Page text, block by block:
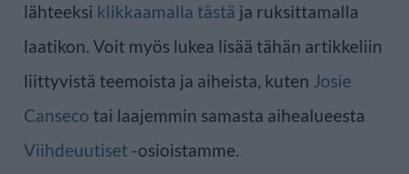
lähteeksi klikkaamalla tästä ja ruksittamalla
laatikon. Voit myös lukea lisää tähän artikkeliin
liittyvistä teemoista ja aiheista, kuten Josie
Canseco tai laajemmin samasta aihealueesta
Viihdeuutiset -osioistamme.